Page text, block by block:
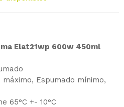
Elat21wp 600w 450ml
Espumado mínimo,
65°C +- 10°C